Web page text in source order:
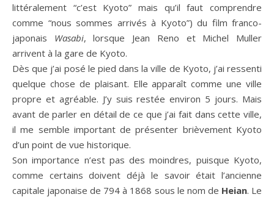
littéralement “c’est Kyoto” mais qu’il faut comprendre
comme “nous sommes arrivés à Kyoto”) du film franco-
japonais Wasabi, lorsque Jean Reno et Michel Muller
arrivent à la gare de Kyoto.
Dès que j’ai posé le pied dans la ville de Kyoto, j’ai ressenti
quelque chose de plaisant. Elle apparaît comme une ville
propre et agréable. J’y suis restée environ 5 jours. Mais
avant de parler en détail de ce que j’ai fait dans cette ville,
il me semble important de présenter brièvement Kyoto
d’un point de vue historique.
Son importance n’est pas des moindres, puisque Kyoto,
comme certains doivent déjà le savoir était l’ancienne
capitale japonaise de 794 à 1868 sous le nom de Heian. Le